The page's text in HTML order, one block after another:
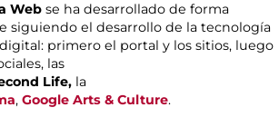
Web se ha desarrollado de forma
siguiendo el desarrollo de la tecnología
primero el portal y los sitios, luego
las
Life, la
, Google Arts & Culture.